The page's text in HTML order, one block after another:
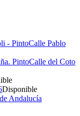
- PintoCalle Pablo
PintoCalle del Coto
Disponible
Andalucía